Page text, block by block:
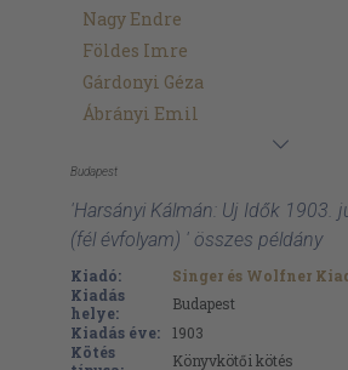
Nagy Endre
Földes Imre
Gárdonyi Géza
Ábrányi Emil
Budapest
'Harsányi Kálmán: Uj Idők 1903.
(fél évfolyam) ' összes példány
Kiadó:
Singer és Wolfner
Kiadás
helye:
Budapest
Kiadás éve:
1903
Kötés
Könyvkötői kötés